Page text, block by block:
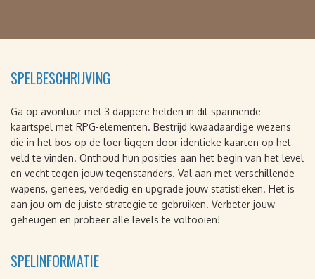
SPELBESCHRIJVING
Ga op avontuur met 3 dappere helden in dit spannende
kaartspel met RPG-elementen. Bestrijd kwaadaardige wezens
die in het bos op de loer liggen door identieke kaarten op het
veld te vinden. Onthoud hun posities aan het begin van het level
en vecht tegen jouw tegenstanders. Val aan met verschillende
wapens, genees, verdedig en upgrade jouw statistieken. Het is
aan jou om de juiste strategie te gebruiken. Verbeter jouw
geheugen en probeer alle levels te voltooien!
SPELINFORMATIE